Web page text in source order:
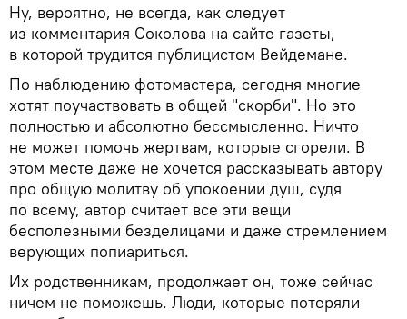
Ну, вероятно, не всегда, как следует
из комментария Соколова на сайте газеты,
в которой трудится публицистом Вейдемане.
По наблюдению фотомастера, сегодня многие
хотят поучаствовать в общей "скорби". Но это
полностью и абсолютно бессмысленно. Ничто
не может помочь жертвам, которые сгорели. В
этом месте даже не хочется рассказывать автору
про общую молитву об упокоении душ, судя
по всему, автор считает все эти вещи
бесполезными безделицами и даже стремлением
верующих попиариться.
Их родственникам, продолжает он, тоже сейчас
ничем не поможешь. Люди, которые потеряли